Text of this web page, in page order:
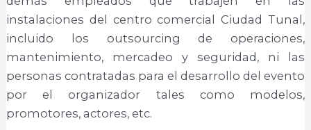
instalaciones del centro comercial Ciudad Tunal,
incluido los outsourcing de operaciones,
mantenimiento, mercadeo y seguridad, ni las
personas contratadas para el desarrollo del evento
por el organizador tales como modelos,
promotores, actores, etc.